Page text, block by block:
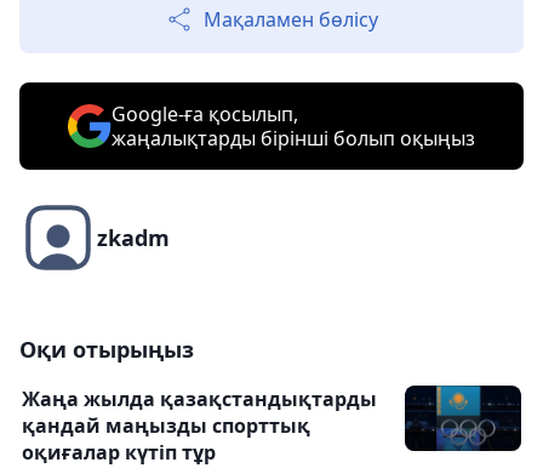
Мақаламен бөлісу
Google-ға қосылып,
жаңалықтарды бірінші болып оқыңыз
zkadm
Оқи отырыңыз
Жаңа жылда қазақстандықтарды
қандай маңызды спорттық
оқиғалар күтіп тұр